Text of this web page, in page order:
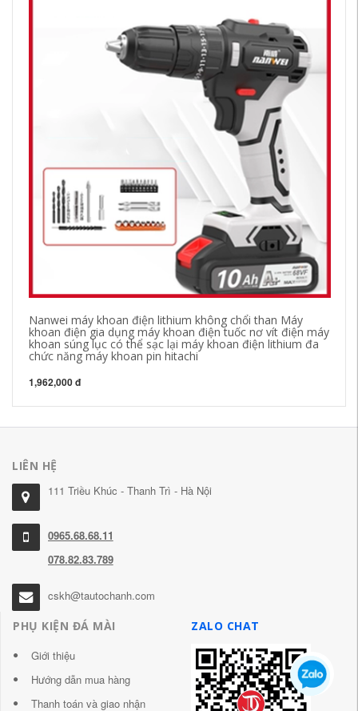
Nanwei máy khoan điện lithium không chổi than Máy
khoan điện gia dụng máy khoan điện tuốc nơ vít điện máy
khoan súng lục có thể sạc lại máy khoan điện lithium đa
chức năng máy khoan pin hitachi
1,962,000 đ
LIÊN HỆ
111 Triều Khúc - Thanh Trì - Hà Nội
0965.68.68.11
078.82.83.789
cskh@tautochanh.com
PHỤ KIỆN ĐÁ MÀI
Giới thiệu
Hướng dẫn mua hàng
Thanh toán và giao nhận
ZALO CHAT